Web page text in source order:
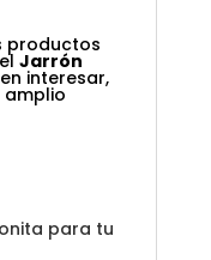
productos
Jarrón
interesar,
amplio
para tu